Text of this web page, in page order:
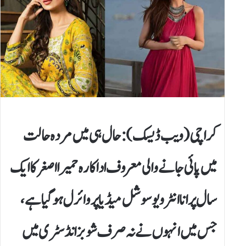
کراچی (ویب ڈیسک): حال ہی میں مردہ حالت
میں پائی جانے والی معروف اداکارہ حمیرا اصغر کا ایک
سال پرانا انٹرویو سوشل میڈیا پر وائرل ہوگیا ہے،
جس میں انہوں نے نہ صرف شوبز انڈسٹری میں